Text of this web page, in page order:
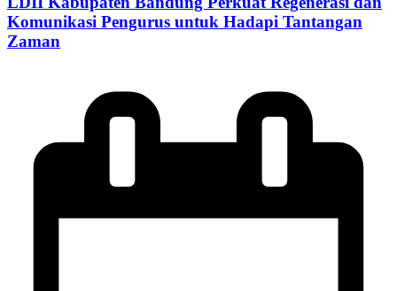
Komunikasi Pengurus untuk Hadapi Tantangan
Zaman